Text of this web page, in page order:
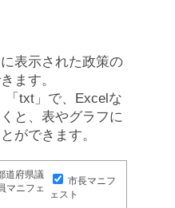
表示された政策の
ます。
「txt」で、Excelな
と、表やグラフに
ができます。
道府県議
マニフェ
市長マニフ
ェスト